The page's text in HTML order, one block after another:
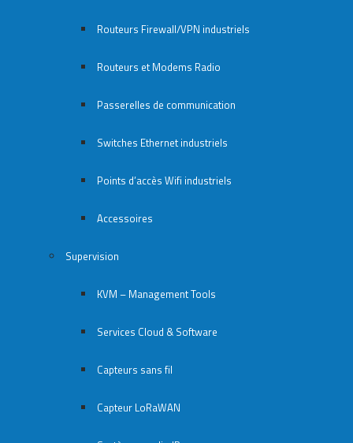
Routeurs Firewall/VPN industriels
Routeurs et Modems Radio
Passerelles de communication
Switches Ethernet industriels
Points d’accès Wifi industriels
Accessoires
Supervision
KVM – Management Tools
Services Cloud & Software
Capteurs sans fil
Capteur LoRaWAN